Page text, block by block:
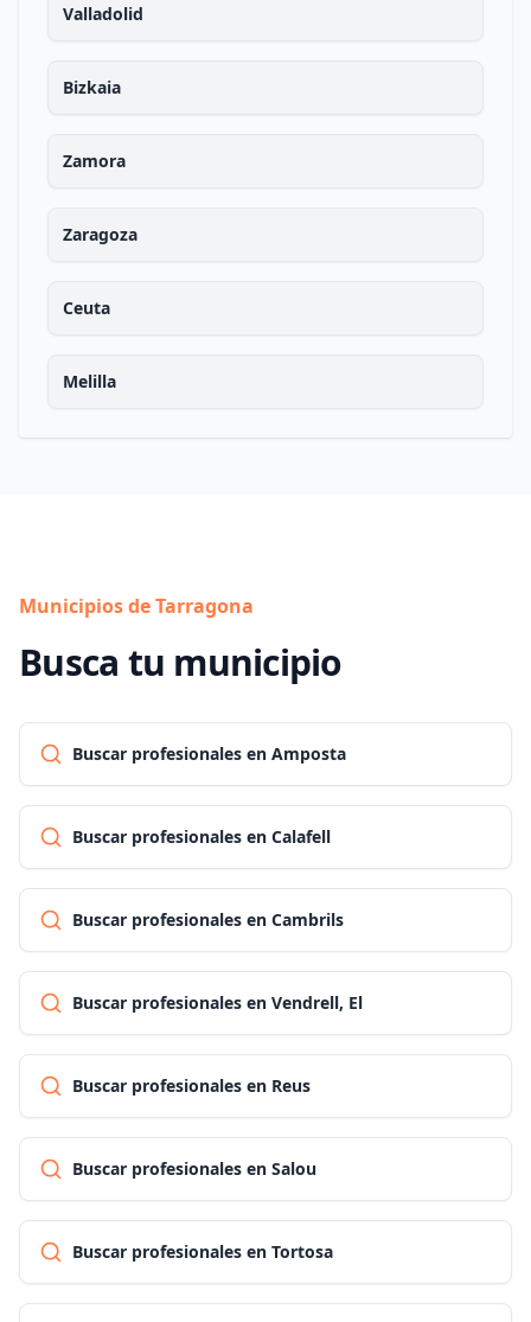
Valladolid
Bizkaia
Zamora
Zaragoza
Ceuta
Melilla
Municipios de Tarragona
Busca tu municipio
Buscar profesionales en Amposta
Buscar profesionales en Calafell
Buscar profesionales en Cambrils
Buscar profesionales en Vendrell, El
Buscar profesionales en Reus
Buscar profesionales en Salou
Buscar profesionales en Tortosa